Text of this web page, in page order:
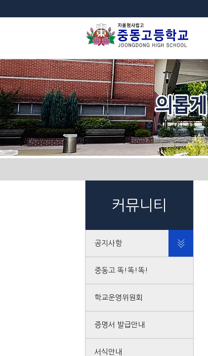
커뮤니티
공지사항
중동고 똑!똑!똑!
학교운영위원회
증명서 발급안내
서식안내